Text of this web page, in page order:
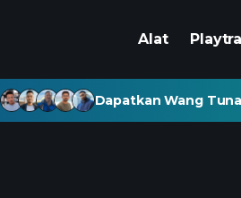
Alat
Dapatkan Wang